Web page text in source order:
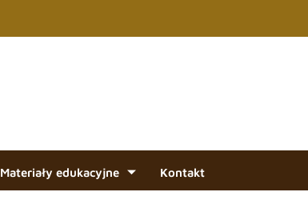
Materiały edukacyjne Kontakt